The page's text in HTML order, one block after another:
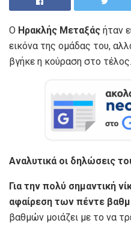
Ο Ηρακλής Μεταξάς ήταν
εικόνα της ομάδας του,
βγήκε η κούραση στο τέλος.
Αναλυτικά οι δηλώσεις
Για την πολύ σημαντική
αφαίρεση των πέντε
βαθμών μοιάζει με το να